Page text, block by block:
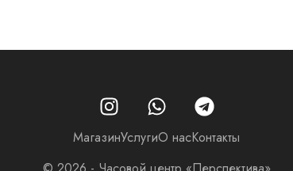
МагазинУслугиО насКонтакты